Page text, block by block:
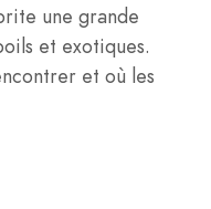
une grande
et exotiques.
et où les